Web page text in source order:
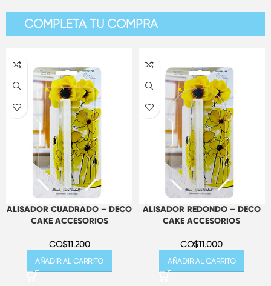
COMPLETA TU COMPRA
ALISADOR CUADRADO – DECO
CAKE ACCESORIOS
CO$11.200
AÑADIR AL CARRITO
ALISADOR REDONDO – DECO
CAKE ACCESORIOS
CO$11.000
AÑADIR AL CARRITO